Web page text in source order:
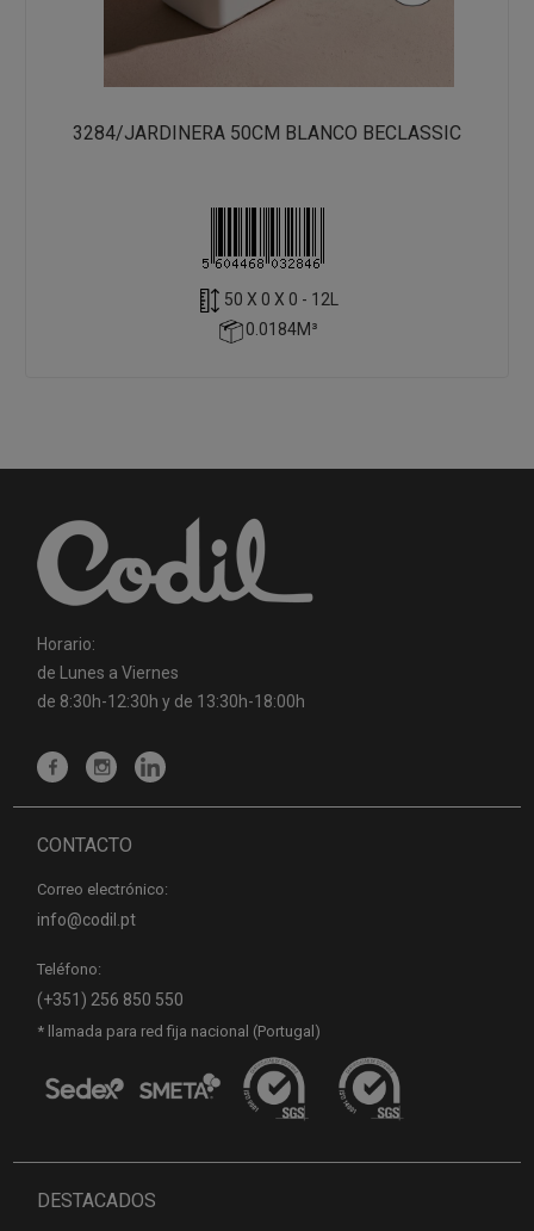
3284/JARDINERA 50CM BLANCO BECLASSIC
50 X 0 X 0 - 12L
0.0184M³
Horario:
de Lunes a Viernes
de 8:30h-12:30h y de 13:30h-18:00h
CONTACTO
Correo electrónico:
info@codil.pt
Teléfono:
(+351) 256 850 550
* llamada para red fija nacional (Portugal)
DESTACADOS